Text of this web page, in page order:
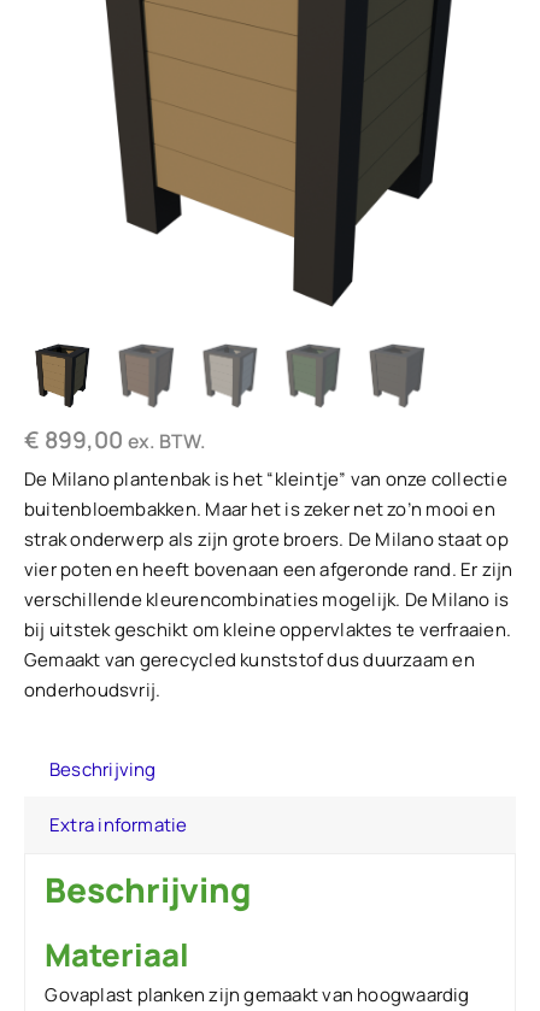
€ 899,00 ex. BTW.
De Milano plantenbak is het “kleintje” van onze collectie
buitenbloembakken. Maar het is zeker net zo’n mooi en
strak onderwerp als zijn grote broers. De Milano staat op
vier poten en heeft bovenaan een afgeronde rand. Er zijn
verschillende kleurencombinaties mogelijk. De Milano is
bij uitstek geschikt om kleine oppervlaktes te verfraaien.
Gemaakt van gerecycled kunststof dus duurzaam en
onderhoudsvrij.
Beschrijving
Extra informatie
Beschrijving
Materiaal
Govaplast planken zijn gemaakt van hoogwaardig